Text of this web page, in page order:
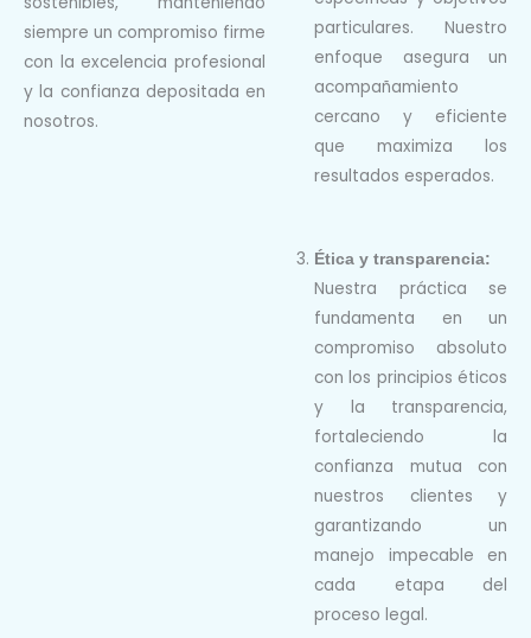
siempre un compromiso firme
con la excelencia profesional
y la confianza depositada en
nosotros.
particulares. Nuestro
enfoque asegura un
acompañamiento
cercano y eficiente
que maximiza los
resultados esperados.
Ética y transparencia:
Nuestra práctica se
fundamenta en un
compromiso absoluto
conlos principios éticos
y la transparencia,
fortaleciendo la
confianza mutua con
nuestros clientes y
garantizando un
manejo impecable en
cada etapa del
proceso legal.